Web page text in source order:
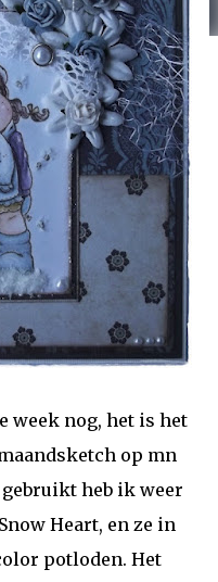
week nog, het is het
op mn
heb ik weer
Heart, en ze in
potloden. Het